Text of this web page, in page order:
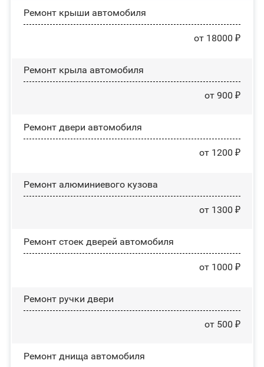
Ремонт крыши автомобиля
от 18000 ₽
Ремонт крыла автомобиля
от 900 ₽
Ремонт двери автомобиля
от 1200 ₽
Ремонт алюминиевого кузова
от 1300 ₽
Ремонт стоек дверей автомобиля
от 1000 ₽
Ремонт ручки двери
от 500 ₽
Ремонт днища автомобиля